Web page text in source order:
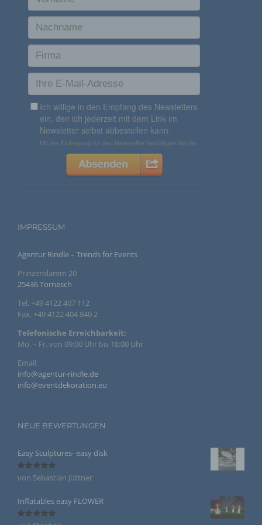
IMPRESSUM
Agentur Rindle – Trends for Events
Prinzendamm 20
25436 Tornesch
Tel. +49 4122 407 112
Fax. +49 4122 404 840 2
Telefonische Erreichbarkeit:
Mo. – Fr. von 09:00 Uhr bis 18:00 Uhr
Email:
info@agentur-rindle.de
info@eventdekoration.eu
NEUE BEWERTUNGEN
Easy Sculptures- easy disk
Bewertet
von Sebastian Jüttner
Inflatables easy FLOWER
Empfänger ist eine natürliche oder juristische Person,
Behörde, Einrichtung oder andere Stelle, der
personenbezogene Daten offengelegt werden,
handelt oder nicht. Behörden, die im Rahmen eines
bestimmten Untersuchungsauftrags nach dem
Unionsrecht oder dem Recht der Mitgliedstaaten
möglicherweise personenbezogene Daten erhalten,
gelten jedoch nicht als Empfänger.
j) Dritter
Behörde, Einrichtung oder andere Stelle außer der
betroffenen Person, dem Verantwortlichen, dem
Auftragsverarbeiter und den Personen, die unter der
Einwilligung ist jede von der betroffenen Person
und unmissverständlich abgegebene Willensbekundung
in Form einer Erklärung oder einer sonstigen
betroffene Person zu verstehen gibt, dass sie mit der
Verarbeitung der sie betreffenden personenbezogenen
Daten einverstanden ist.
Name und Anschrift des für die Verarbeitung
Verantwortlichen
Andrea Rindle
Prinzendamm 20
25436 Tornesch
Deutschland